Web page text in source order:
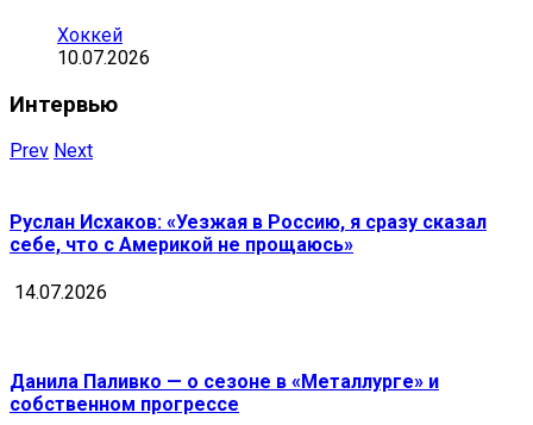
Хоккей
10.07.2026
Интервью
Prev Next
Руслан Исхаков: «Уезжая в Россию, я сразу сказал
себе, что с Америкой не прощаюсь»
14.07.2026
Данила Паливко — о сезоне в «Металлурге» и
собственном прогрессе